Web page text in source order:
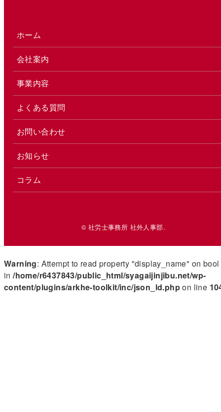
ホーム
会社案内
事業内容
よくある質問
お問い合わせ
お知らせ
コラム
© 社労士事務所 社外人事部.
Warning: Attempt to read property "display_name" on bool
in/home/r6437843/public_html/syagaijinjibu.net/wp-
content/plugins/arkhe-toolkit/inc/json_ld.phpon line